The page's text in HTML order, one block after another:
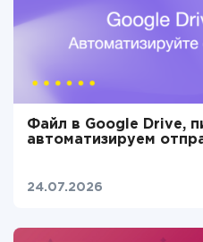
Файл в Google Drive,
автоматизируем
24.07.2026